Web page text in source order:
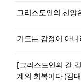
그리스도인의 신앙
기도는 감정이 아
[그리스도인의 갈
계의 회복이다 (김